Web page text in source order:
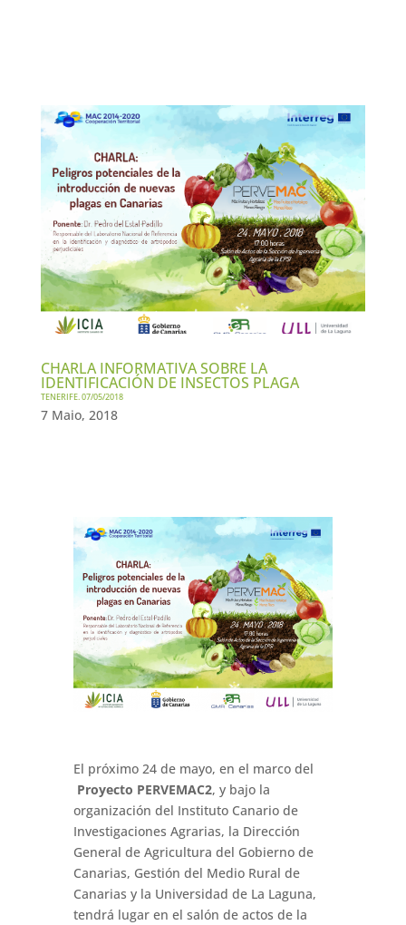
CHARLA INFORMATIVA SOBRE LA
IDENTIFICACIÓN DE INSECTOS PLAGA
TENERIFE. 07/05/2018
7 Maio, 2018
El próximo 24 de mayo, en el marco del
Proyecto PERVEMAC2, y bajo la
organización del Instituto Canario de
Investigaciones Agrarias, la Dirección
General de Agricultura del Gobierno de
Canarias, Gestión del Medio Rural de
Canarias y la Universidad de La Laguna,
tendrá lugar en el salón de actos de la